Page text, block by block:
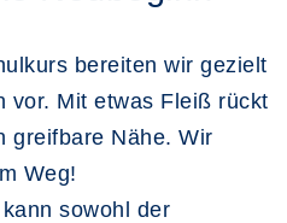
bereiten wir gezielt
vor. Mit etwas Fleiß rückt
greifbare Nähe. Wir
Weg!
sowohl der